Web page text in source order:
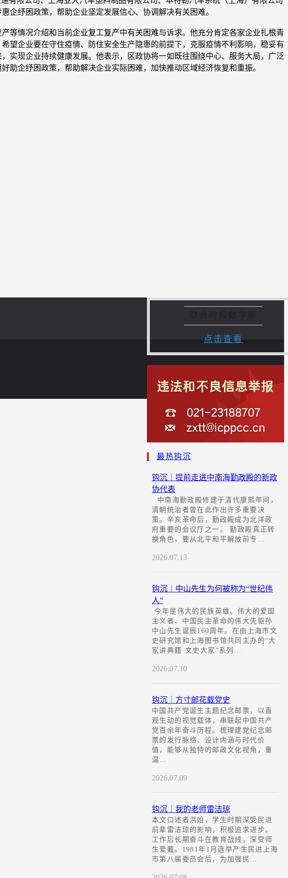
企纾困政策，帮助企业坚定发展信心、协调解决有关困难。
等情况介绍和当前企业复工复产中有关困难与诉求。他充分肯定各家企业扎根青
望企业要在守住疫情、防住安全生产隐患的前提下，克服疫情不利影响，稳妥有
实现企业持续健康发展。他表示，区政协将一如既往围绕中心、服务大局，广泛
助企纾困政策，帮助解决企业实际困难，加快推动区域经济恢复和重振。
点击查看
最热钩沉
钩沉｜提前走进中南海勤政殿的新政
协代表
中南海勤政殿修建于清代康熙年间，
清朝统治者曾在此作出许多重要决
策。辛亥革命后，勤政殿成为北洋政
府重要的会议厅之一。 勤政殿真正转
换角色，要从北平和平解放前专…
2026.07.13
钩沉｜中山先生为何被称为“世纪伟
人”
今年是伟大的民族英雄、伟大的爱国
主义者、中国民主革命的伟大先驱孙
中山先生诞辰160周年。在由上海市文
史研究馆和上海图书馆共同主办的“大
家讲典籍·文史大家”系列…
2026.07.10
钩沉｜方寸邮花载党史
中国共产党诞生主题纪念邮票，以直
观生动的视觉载体，串联起中国共产
党百余年奋斗历程。梳理建党纪念邮
票的发行脉络、设计内涵与时代价
值，能够从独特的邮政文化视角，重
温…
2026.07.09
钩沉｜我的老师雷洁琼
本文口述者洪始，学生时期深受民进
前辈雷洁琼的影响，积极追求进步。
工作后长期奋斗在教育战线，深受师
生爱戴。1981年1月选举产生民进上海
市第八届委员会后，为加强民…